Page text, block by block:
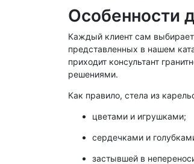
Особенности
Каждый клиент сам выбирает
представленных в нашем
приходит консультант
решениями.
Как правило, стела из
цветами и игрушками;
сердечками и
застывшей в